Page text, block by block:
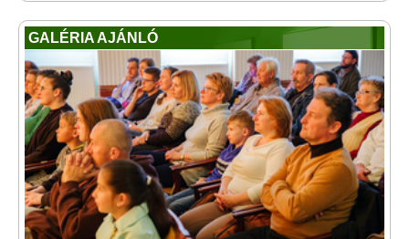
GALÉRIA AJÁNLÓ